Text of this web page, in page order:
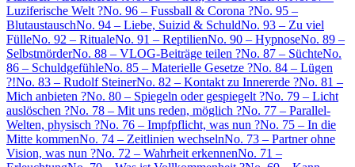
Luziferische Welt ?No. 96 – Fussball & Corona ?No. 95 –
BlutaustauschNo. 94 – Liebe, Suizid & SchuldNo. 93 – Zu viel
FülleNo. 92 – RitualeNo. 91 – ReptilienNo. 90 – HypnoseNo. 89 –
SelbstmörderNo. 88 – VLOG-Beiträge teilen ?No. 87 – SüchteNo.
86 – SchuldgefühleNo. 85 – Materielle Gesetze ?No. 84 – Lügen
?!No. 83 – Rudolf SteinerNo. 82 – Kontakt zu Innererde ?No. 81 –
Mich anbieten ?No. 80 – Spiegeln oder gespiegelt ?No. 79 – Licht
auslöschen ?No. 78 – Mit uns reden, möglich ?No. 77 – Parallel-
Welten, physisch ?No. 76 – Impfpflicht, was nun ?No. 75 – In die
Mitte kommenNo. 74 – Zeitlinien wechselnNo. 73 – Partner ohne
Vision, was nun ?No. 72 – Wahrheit erkennenNo. 71 –